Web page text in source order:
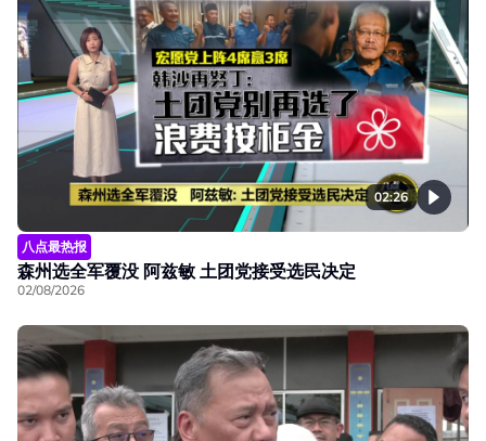
02:26
八点最热报
森州选全军覆没 阿兹敏 土团党接受选民决定
02/08/2026